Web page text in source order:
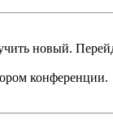
новый.
конференции.